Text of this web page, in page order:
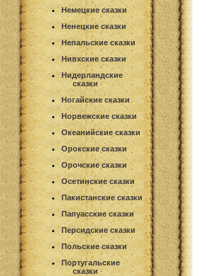
Немецкие сказки
Ненецкие сказки
Непальские сказки
Нивхские сказки
Нидерландские
сказки
Ногайские сказки
Норвежские сказки
Океанийские сказки
Орокские сказки
Орочские сказки
Осетинские сказки
Пакистанские сказки
Папуасские сказки
Персидские сказки
Польские сказки
Португальские
сказки